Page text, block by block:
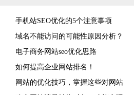
手机站SEO优化的5个注意事项
域名不能访问的可能性原因分析？
电子商务网站seo优化思路
如何提高企业网站排名！
网站的优化技巧，掌握这些对网站